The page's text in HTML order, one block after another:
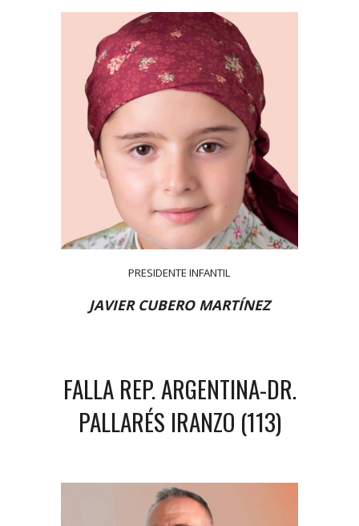
PRESIDENTE INFANTIL
JAVIER CUBERO MARTÍNEZ
FALLA REP. ARGENTINA-DR.
PALLARÉS IRANZO (113)